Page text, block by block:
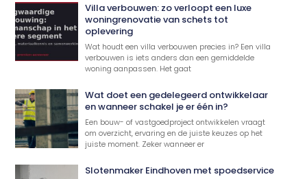
Villa verbouwen: zo verloopt een luxe
woningrenovatie van schets tot
oplevering
Wat houdt een villa verbouwen precies in? Een villa
verbouwen is iets anders dan een gemiddelde
woning aanpassen. Het gaat
Wat doet een gedelegeerd ontwikkelaar
en wanneer schakel je er één in?
Een bouw- of vastgoedproject ontwikkelen vraagt
om overzicht, ervaring en de juiste keuzes op het
juiste moment. Zeker wanneer er
Slotenmaker Eindhoven met spoedservice